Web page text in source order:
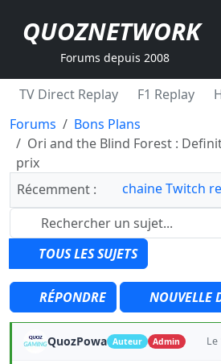
QUOZNETWORK
Forums depuis 2008
TV Direct Replay F1 Replay
Forums
Bons Plans
Ori and the Blind Forest :
prix
Récemment :
chaine Twitch
TOUS LES SUJETS
RÉPONDRE NOUVELLE
QuozPowa Auteur Admin Le